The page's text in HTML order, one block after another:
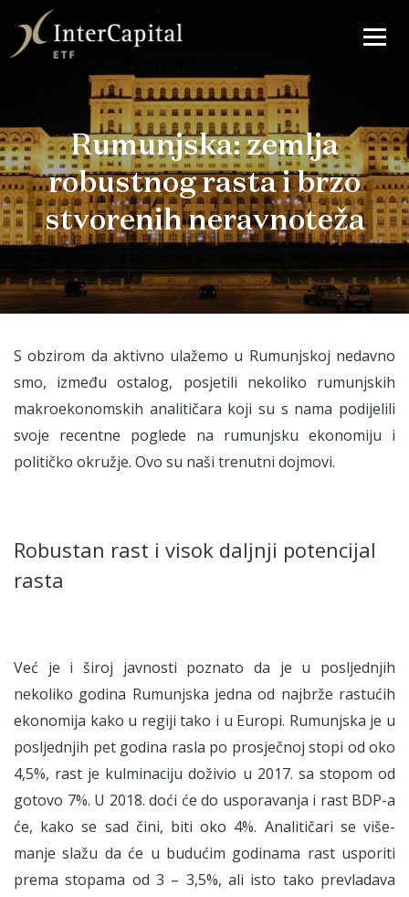
Rumunjska: zemlja
robustnog rasta i brzo
stvorenih neravnoteža
S obzirom da aktivno ulažemo u Rumunjskoj nedavno
smo, između ostalog, posjetili nekoliko rumunjskih
makroekonomskih analitičara koji su s nama podijelili
svoje recentne poglede na rumunjsku ekonomiju i
političko okružje. Ovo su naši trenutni dojmovi.
Robustan rast i visok daljnji potencijal
rasta
Već je i široj javnosti poznato da je u posljednjih
nekoliko godina Rumunjska jedna od najbrže rastućih
ekonomija kako u regiji tako i u Europi. Rumunjska je u
posljednjih pet godina rasla po prosječnoj stopi od oko
4,5%, rast je kulminaciju doživio u 2017. sa stopom od
gotovo 7%. U 2018. doći će do usporavanja i rast BDP-a
će, kako se sad čini, biti oko 4%. Analitičari se više-
manje slažu da će u budućim godinama rast usporiti
prema stopama od 3 – 3,5%, ali isto tako prevladava